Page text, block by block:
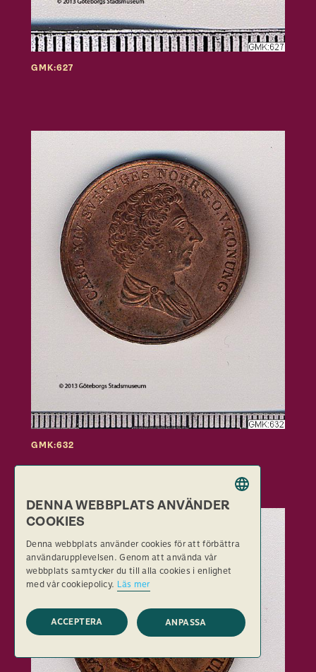
GMK:627
GMK:632
SWEDISH
ENGLISH
DENNA WEBBPLATS ANVÄNDER
COOKIES
Denna webbplats använder cookies för att förbättra
användarupplevelsen. Genom att använda vår
webbplats samtycker du till alla cookies i enlighet
med vår cookiepolicy. Läs mer
ACCEPTERA ANPASSA
STRIKT NÖDVÄNDIGT